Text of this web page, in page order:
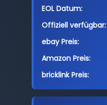
EOL Datum:
Offiziell verfügbar:
ebay Preis:
Amazon Preis:
bricklink Preis: